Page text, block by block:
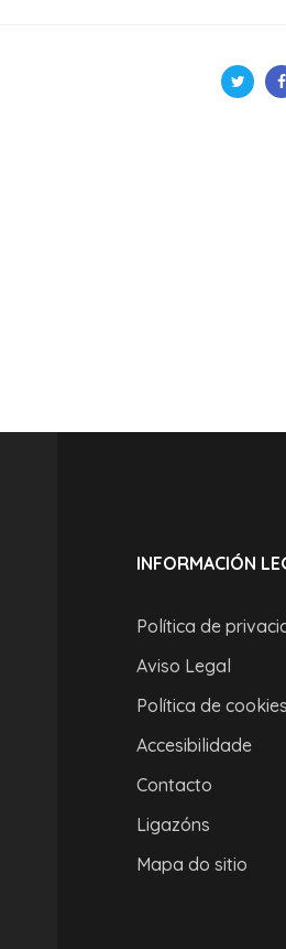
INFORMACIÓN
Política de
Aviso Legal
Política de cookies
Accesibilidade
Contacto
Ligazóns
Mapa do sitio